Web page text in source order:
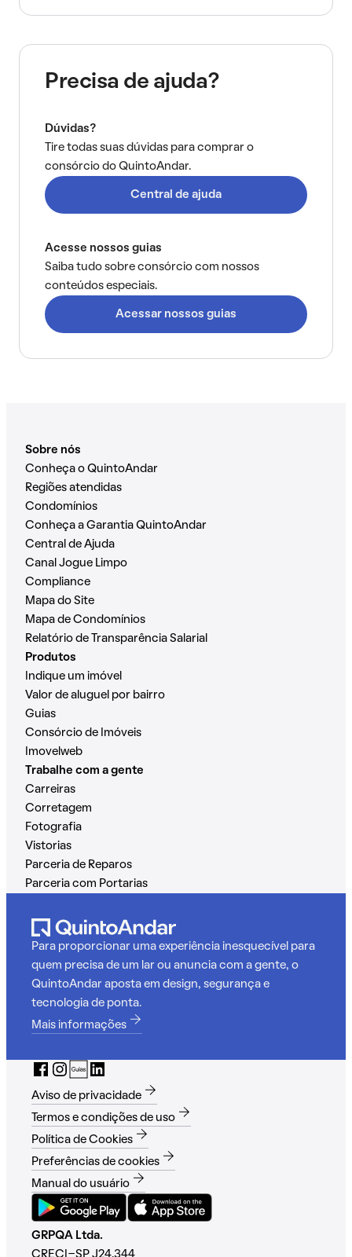
Precisa de ajuda?
Dúvidas?
Tire todas suas dúvidas para comprar o
consórcio do QuintoAndar.
Central de ajuda
Acesse nossos guias
Saiba tudo sobre consórcio com nossos
conteúdos especiais.
Acessar nossos guias
Sobre nós
Conheça o QuintoAndar
Regiões atendidas
Condomínios
Conheça a Garantia QuintoAndar
Central de Ajuda
Canal Jogue Limpo
Compliance
Mapa do Site
Mapa de Condomínios
Relatório de Transparência Salarial
Produtos
Indique um imóvel
Valor de aluguel por bairro
Guias
Consórcio de Imóveis
Imovelweb
Trabalhe com a gente
Carreiras
Corretagem
Fotografia
Vistorias
Parceria de Reparos
Parceria com Portarias
Para proporcionar uma experiência inesquecível para
quem precisa de um lar ou anuncia com a gente, o
QuintoAndar aposta em design, segurança e
tecnologia de ponta.
Mais informações
Aviso de privacidade
Termos e condições de uso
Política de Cookies
Preferências de cookies
Manual do usuário
GRPQA Ltda.